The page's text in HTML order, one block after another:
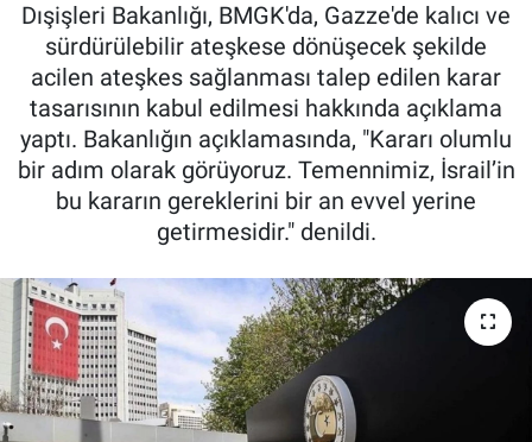
Dışişleri Bakanlığı, BMGK'da, Gazze'de kalıcı ve
sürdürülebilir ateşkese dönüşecek şekilde
acilen ateşkes sağlanması talep edilen karar
tasarısının kabul edilmesi hakkında açıklama
yaptı. Bakanlığın açıklamasında, "Kararı olumlu
bir adım olarak görüyoruz. Temennimiz, İsrail’in
bu kararın gereklerini bir an evvel yerine
getirmesidir." denildi.